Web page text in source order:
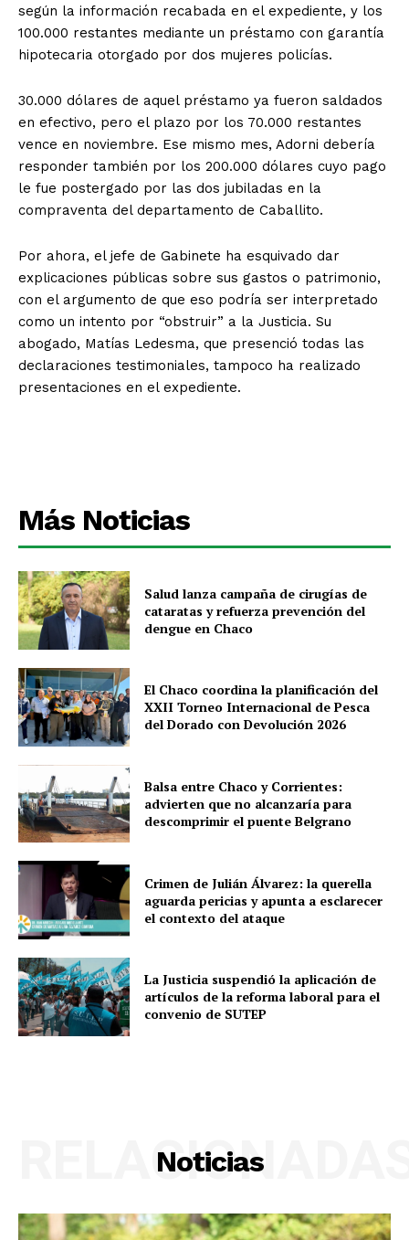
según la información recabada en el expediente, y los
100.000 restantes mediante un préstamo con garantía
hipotecaria otorgado por dos mujeres policías.
30.000 dólares de aquel préstamo ya fueron saldados
en efectivo, pero el plazo por los 70.000 restantes
vence en noviembre. Ese mismo mes, Adorni debería
responder también por los 200.000 dólares cuyo pago
le fue postergado por las dos jubiladas en la
compraventa del departamento de Caballito.
Por ahora, el jefe de Gabinete ha esquivado dar
explicaciones públicas sobre sus gastos o patrimonio,
con el argumento de que eso podría ser interpretado
como un intento por “obstruir” a la Justicia. Su
abogado, Matías Ledesma, que presenció todas las
declaraciones testimoniales, tampoco ha realizado
presentaciones en el expediente.
Más Noticias
Salud lanza campaña de cirugías de
cataratas y refuerza prevención del
dengue en Chaco
El Chaco coordina la planificación del
XXII Torneo Internacional de Pesca
del Dorado con Devolución 2026
Balsa entre Chaco y Corrientes:
advierten que no alcanzaría para
descomprimir el puente Belgrano
Crimen de Julián Álvarez: la querella
aguarda pericias y apunta a esclarecer
el contexto del ataque
La Justicia suspendió la aplicación de
artículos de la reforma laboral para el
convenio de SUTEP
Noticias